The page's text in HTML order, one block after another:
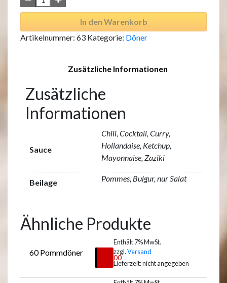
In den Warenkorb
Artikelnummer: 63 Kategorie: Döner
Zusätzliche Informationen
Zusätzliche
Informationen
Sauce
Chili, Cocktail, Curry,
Hollandaise, Ketchup,
Mayonnaise, Zaziki
Beilage Pommes, Bulgur, nur Salat
Ähnliche Produkte
60 Pommdöner
7,00
Enthält 7% MwSt.
zzgl.Versand
Lieferzeit: nicht angegeben